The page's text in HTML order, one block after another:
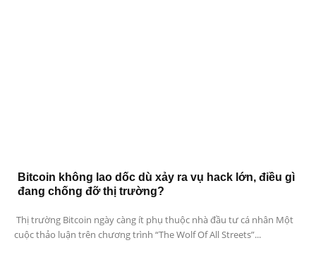
Bitcoin không lao dốc dù xảy ra vụ hack lớn, điều gì
đang chống đỡ thị trường?
Thị trường Bitcoin ngày càng ít phụ thuộc nhà đầu tư cá nhân Một
cuộc thảo luận trên chương trình “The Wolf Of All Streets”...